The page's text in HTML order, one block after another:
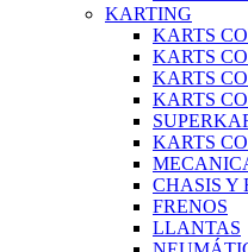
KARTING
KARTS
KARTS
KARTS
KARTS
KARTS
CHASIS Y
FRENOS
LLANTAS